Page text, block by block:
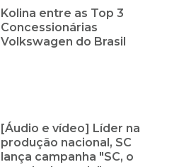
Kolina entre as Top 3
Concessionárias
Volkswagen do Brasil
[Áudio e vídeo] Líder na
produção nacional, SC
lança campanha "SC, o